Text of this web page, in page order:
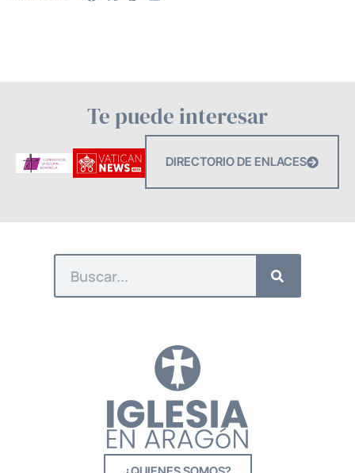
Te puede interesar
DIRECTORIO DE ENLACES